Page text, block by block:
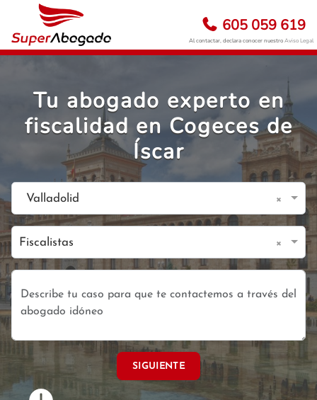
605 059 619
Al contactar, declara conocer nuestroAviso Legal
Tu abogado experto en
fiscalidad en Cogeces de
Íscar
Valladolid ×
Fiscalistas ×
SIGUIENTE